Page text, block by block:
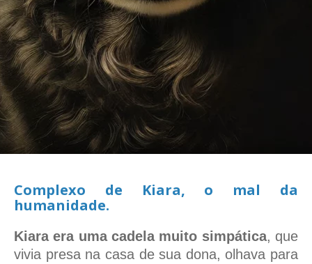
Complexo de Kiara, o mal da
humanidade.
Kiara era uma cadela muito simpática, que
vivia presa na casa de sua dona, olhava para